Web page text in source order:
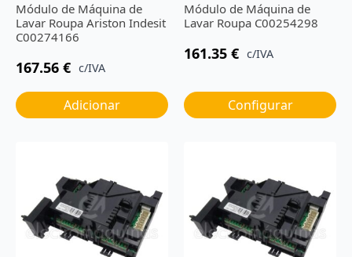
Módulo de Máquina de
Lavar Roupa Ariston Indesit
C00274166
167.56 € c/IVA
Adicionar
Módulo de Máquina de
Lavar Roupa C00254298
161.35 € c/IVA
Configurar